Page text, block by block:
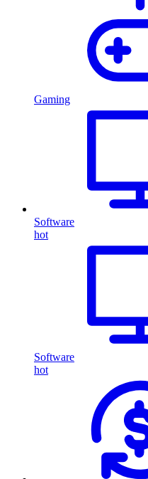
Gaming
Software
hot
Software
hot